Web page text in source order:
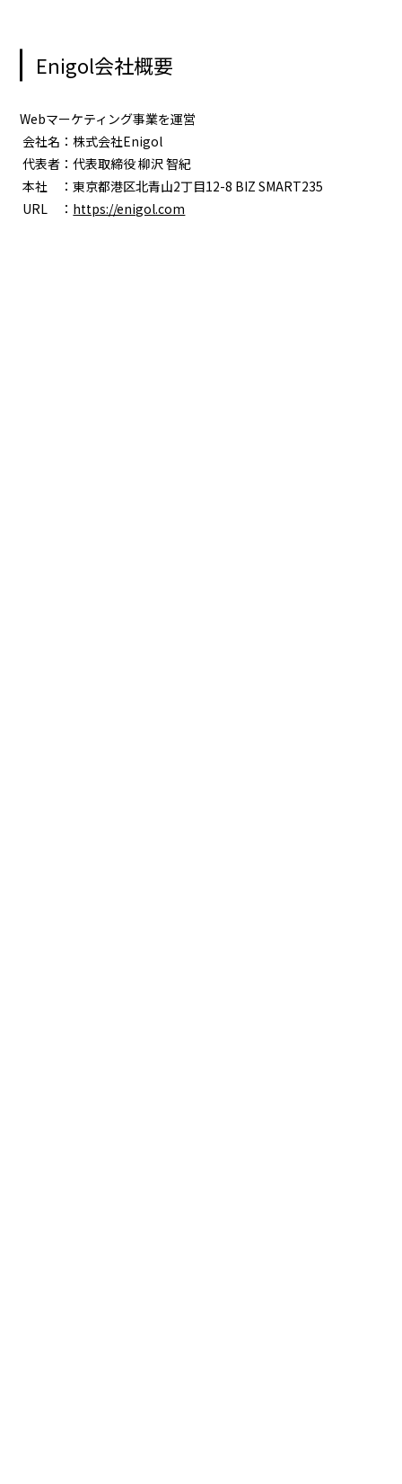
Enigol会社概要
Webマーケティング事業を運営
会社名：株式会社Enigol
代表者：代表取締役 柳沢 智紀
本社 ：東京都港区北青山2丁目12-8 BIZ SMART235
URL ： https://enigol.com